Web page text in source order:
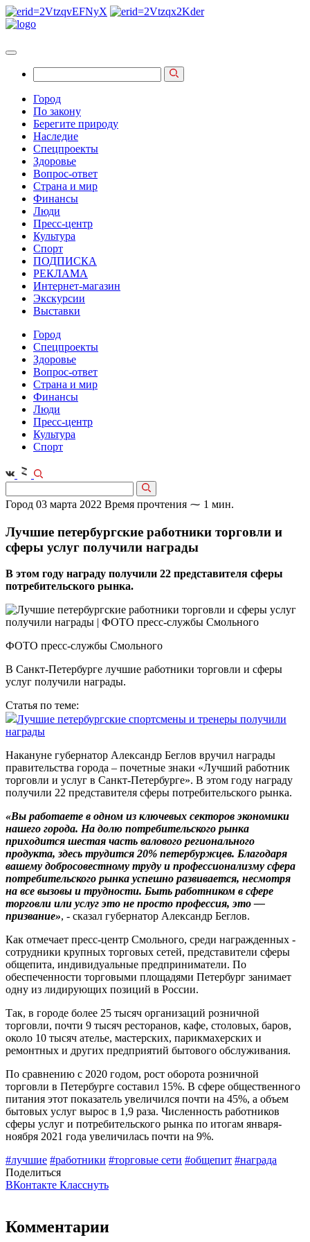
Город
По закону
Берегите природу
Наследие
Спецпроекты
Здоровье
Вопрос-ответ
Страна и мир
Финансы
Люди
Пресс-центр
Культура
Спорт
ПОДПИСКА
РЕКЛАМА
Интернет-магазин
Экскурсии
Выставки
Город
Спецпроекты
Здоровье
Вопрос-ответ
Страна и мир
Финансы
Люди
Пресс-центр
Культура
Спорт
Город 03 марта 2022 Время прочтения ⁓ 1 мин.
Лучшие петербургские работники торговли и
сферы услуг получили награды
В этом году награду получили 22 представителя сферы
потребительского рынка.
ФОТО пресс-службы Смольного
В Санкт-Петербурге лучшие работники торговли и сферы
услуг получили награды.
Статья по теме:
Лучшие петербургские спортсмены и тренеры получили
награды
Накануне губернатор Александр Беглов вручил награды
правительства города – почетные знаки «Лучший работник
торговли и услуг в Санкт‑Петербурге». В этом году награду
получили 22 представителя сферы потребительского рынка.
«Вы работаете в одном из ключевых секторов экономики
нашего города. На долю потребительского рынка
приходится шестая часть валового регионального
продукта, здесь трудится 20% петербуржцев. Благодаря
вашему добросовестному труду и профессионализму сфера
потребительского рынка успешно развивается, несмотря
на все вызовы и трудности. Быть работником в сфере
торговли или услуг это не просто профессия, это —
призвание», - сказал губернатор Александр Беглов.
Как отмечает пресс-центр Смольного, среди награжденных -
сотрудники крупных торговых сетей, представители сферы
общепита, индивидуальные предприниматели. По
обеспеченности торговыми площадями Петербург занимает
одну из лидирующих позиций в России.
Так, в городе более 25 тысяч организаций розничной
торговли, почти 9 тысяч ресторанов, кафе, столовых, баров,
около 10 тысяч ателье, мастерских, парикмахерских и
ремонтных и других предприятий бытового обслуживания.
По сравнению с 2020 годом, рост оборота розничной
торговли в Петербурге составил 15%. В сфере общественного
питания этот показатель увеличился почти на 45%, а объем
бытовых услуг вырос в 1,9 раза. Численность работников
сферы услуг и потребительского рынка по итогам января-
ноября 2021 года увеличилась почти на 9%.
#лучшие #работники #торговые сети #общепит #награда
Поделиться
ВКонтакте Класснуть
Комментарии